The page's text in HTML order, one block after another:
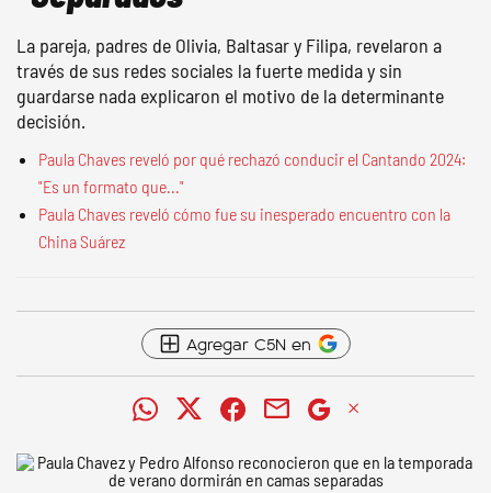
La pareja, padres de Olivia, Baltasar y Filipa, revelaron a
través de sus redes sociales la fuerte medida y sin
guardarse nada explicaron el motivo de la determinante
decisión.
Paula Chaves reveló por qué rechazó conducir el Cantando 2024:
"Es un formato que..."
Paula Chaves reveló cómo fue su inesperado encuentro con la
China Suárez
Agregar C5N en